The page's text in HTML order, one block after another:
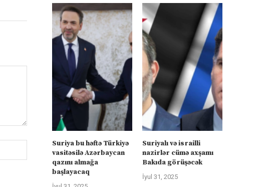
Suriya bu həftə Türkiyə
vasitəsilə Azərbaycan
qazını almağa
başlayacaq
Suriyalı və israilli
nazirlər cümə axşamı
Bakıda görüşəcək
İyul 31, 2025